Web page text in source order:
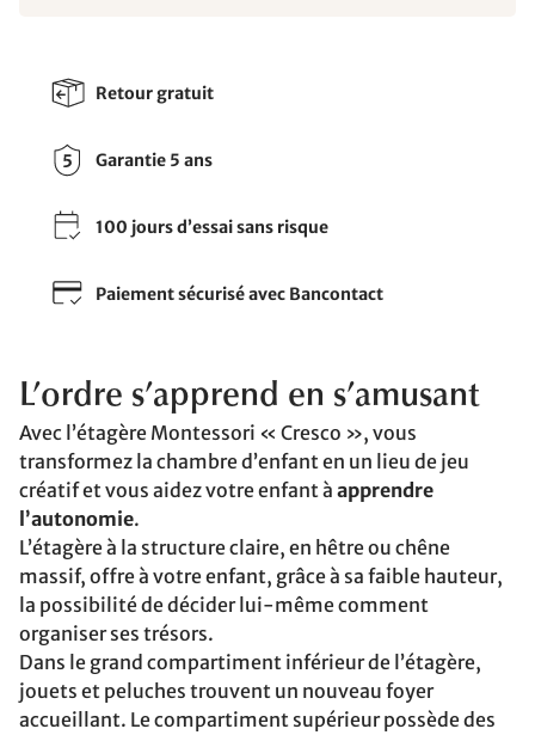
Retour gratuit
Garantie 5 ans
100 jours d’essai sans risque
Paiement sécurisé avec Bancontact
L’ordre s’apprend en s’amusant
Avec l’étagère Montessori « Cresco », vous
transformez la chambre d’enfant en un lieu de jeu
créatif et vous aidez votre enfant à apprendre
l’autonomie.
L’étagère à la structure claire, en hêtre ou chêne
massif, offre à votre enfant, grâce à sa faible hauteur,
la possibilité de décider lui-même comment
organiser ses trésors.
Dans le grand compartiment inférieur de l’étagère,
jouets et peluches trouvent un nouveau foyer
accueillant. Le compartiment supérieur possède des